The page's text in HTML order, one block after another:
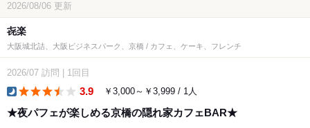
2026/08/06 更新
㐂楽
大阪城北詰、大阪ビジネスパーク、京橋 / カフェ、ケーキ、フレンチ
2026/07 訪問 1回目
3.9 ￥3,000～￥3,999 / 1人
★夜パフェが楽しめる京橋の隠れ家カフェBAR★